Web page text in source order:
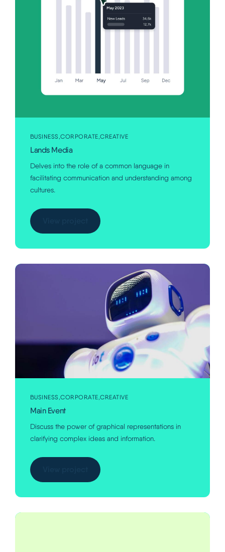
BUSINESS CORPORATE CREATIVE
Lands Media
Delves into the role of a common language in
facilitating communication and understanding among
cultures.
BUSINESS CORPORATE CREATIVE
Main Event
Discuss the power of graphical representations in
clarifying complex ideas and information.